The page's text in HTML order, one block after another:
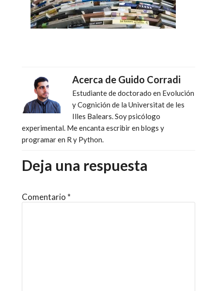
Acerca de Guido Corradi
Estudiante de doctorado en Evolución
y Cognición de la Universitat de les
Illes Balears. Soy psicólogo
experimental. Me encanta escribir en blogs y
programar en R y Python.
Deja una respuesta
Comentario *